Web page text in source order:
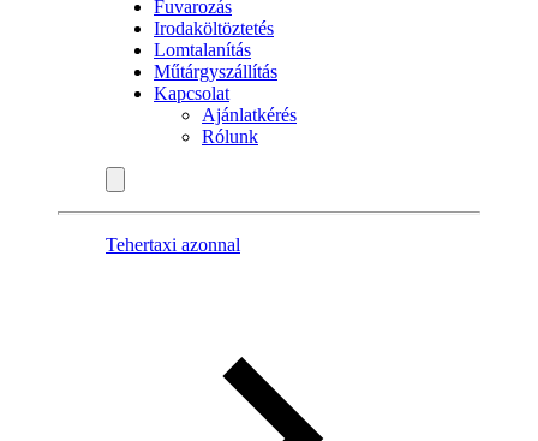
Fuvarozás
Irodaköltöztetés
Lomtalanítás
Műtárgyszállítás
Kapcsolat
Ajánlatkérés
Rólunk
Tehertaxi azonnal